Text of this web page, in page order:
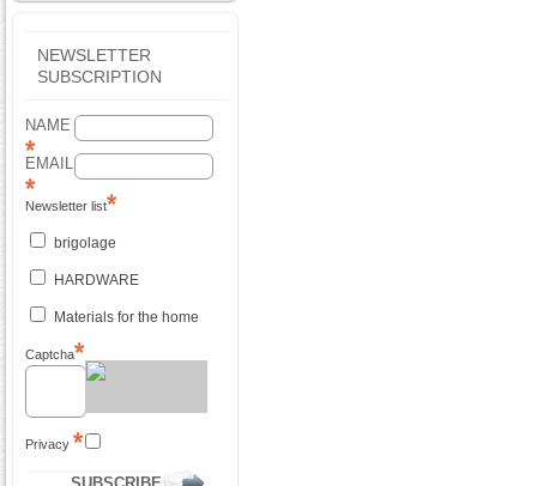
NEWSLETTER
SUBSCRIPTION
NAME
EMAIL
Newsletter list
brigolage
HARDWARE
Materials for the home
Captcha
Privacy